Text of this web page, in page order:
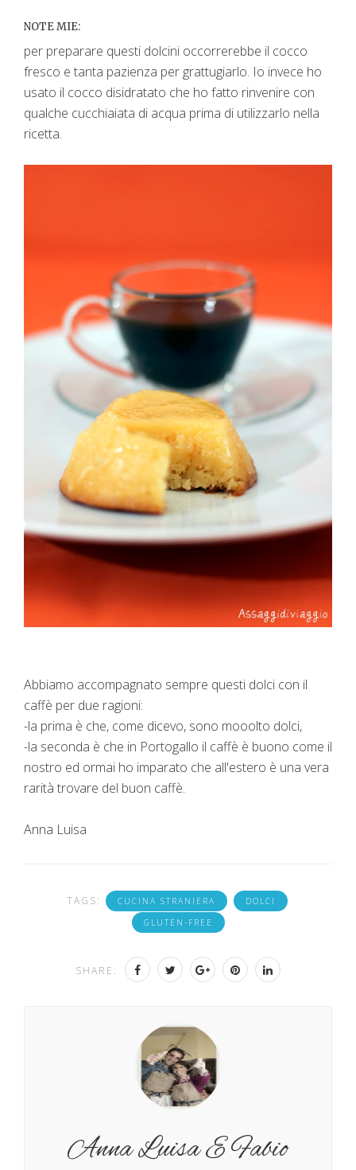
NOTE MIE:
per preparare questi dolcini occorrerebbe il cocco
fresco e tanta pazienza per grattugiarlo. Io invece ho
usato il cocco disidratato che ho fatto rinvenire con
qualche cucchiaiata di acqua prima di utilizzarlo nella
ricetta.
Abbiamo accompagnato sempre questi dolci con il
caffè per due ragioni:
-la prima è che, come dicevo, sono mooolto dolci,
-la seconda è che in Portogallo il caffè è buono come il
nostro ed ormai ho imparato che all'estero è una vera
rarità trovare del buon caffè.
Anna Luisa
TAGS: CUCINA STRANIERA
DOLCI
GLUTEN-FREE
SHARE:
Anna Luisa E Fabio